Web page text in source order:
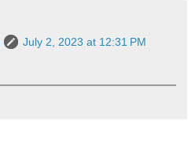
July 2, 2023 at 12:31 PM